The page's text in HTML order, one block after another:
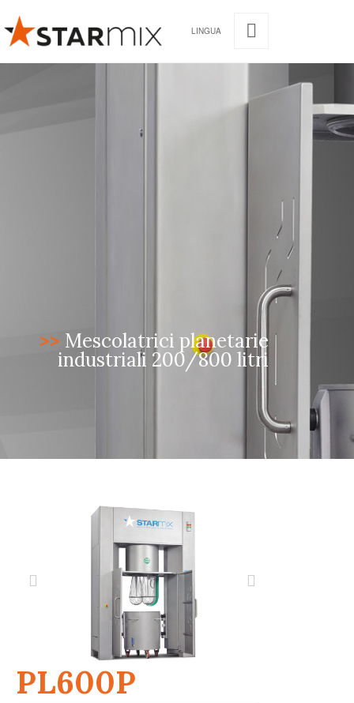
LINGUA
>> Mescolatrici planetarie
industriali 200/800 litri
PL600P